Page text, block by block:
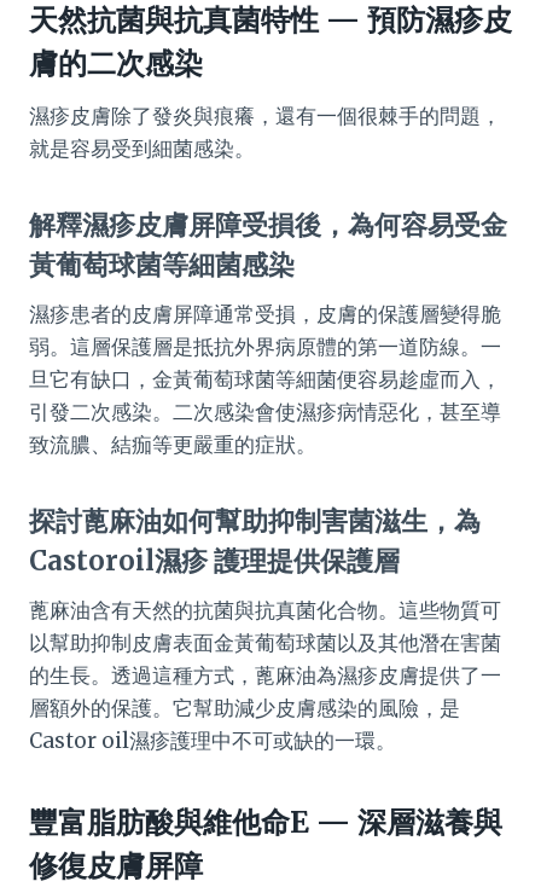
天然抗菌與抗真菌特性 — 預防濕疹皮
膚的二次感染
濕疹皮膚除了發炎與痕癢，還有一個很棘手的問題，
就是容易受到細菌感染。
解釋濕疹皮膚屏障受損後，為何容易受金
黃葡萄球菌等細菌感染
濕疹患者的皮膚屏障通常受損，皮膚的保護層變得脆
弱。這層保護層是抵抗外界病原體的第一道防線。一
旦它有缺口，金黃葡萄球菌等細菌便容易趁虛而入，
引發二次感染。二次感染會使濕疹病情惡化，甚至導
致流膿、結痂等更嚴重的症狀。
探討蓖麻油如何幫助抑制害菌滋生，為
Castoroil濕疹 護理提供保護層
蓖麻油含有天然的抗菌與抗真菌化合物。這些物質可
以幫助抑制皮膚表面金黃葡萄球菌以及其他潛在害菌
的生長。透過這種方式，蓖麻油為濕疹皮膚提供了一
層額外的保護。它幫助減少皮膚感染的風險，是
Castor oil濕疹護理中不可或缺的一環。
豐富脂肪酸與維他命E — 深層滋養與
修復皮膚屏障